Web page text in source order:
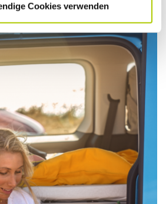
Cookies verwenden